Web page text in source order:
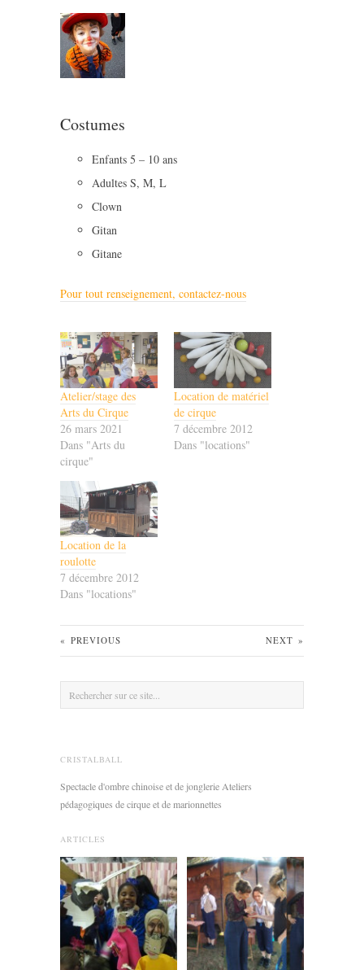
Costumes
Enfants 5 – 10 ans
Adultes S, M, L
Clown
Gitan
Gitane
Pour tout renseignement, contactez-nous
Atelier/stage des
Arts du Cirque
26 mars 2021
Dans "Arts du
cirque"
Location de matériel
de cirque
7 décembre 2012
Dans "locations"
Location de la
roulotte
7 décembre 2012
Dans "locations"
« PREVIOUS NEXT »
CRISTALBALL
Spectacle d'ombre chinoise et de jonglerie Ateliers
pédagogiques de cirque et de marionnettes
ARTICLES